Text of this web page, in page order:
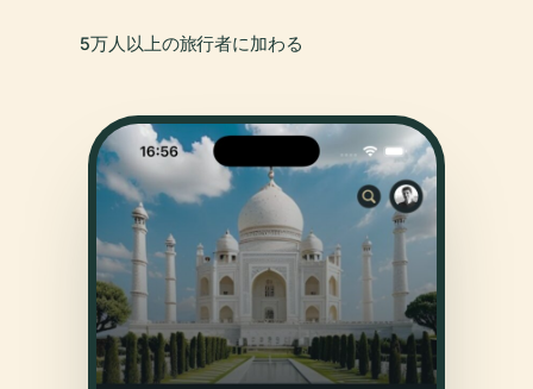
5万人以上の旅行者に加わる